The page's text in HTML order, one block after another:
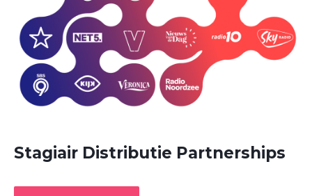
Stagiair Distributie Partnerships